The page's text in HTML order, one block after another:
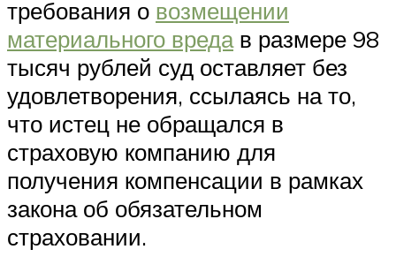
требования о возмещении
материального вредав размере 98
тысяч рублей суд оставляет без
удовлетворения, ссылаясь на то,
что истец не обращался в
страховую компанию для
получения компенсации в рамках
закона об обязательном
страховании.